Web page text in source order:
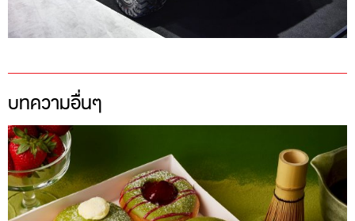
บทความอื่นๆ